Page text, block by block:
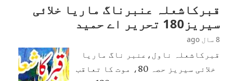
قبرکاشعلہ عنبرناگ ماریا خلائی
سیریز180 تحریر اے حمید
8 سال ago
قبرکاشعلہ ناول،عنبر ناگ ماریا
خلائی سیریز حصہ 80، موت کا تعاقب